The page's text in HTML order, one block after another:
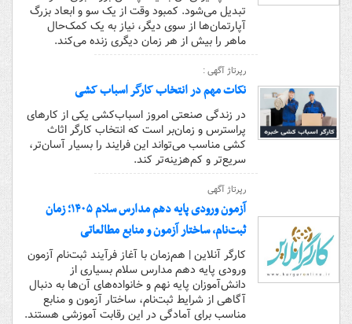
تبدیل می‌شود. کمبود وقت از یک سو و ابعاد بزرگ
آپارتمان‌ها از سوی دیگر، نیاز به یک کمک‌حال
ماهر را بیش از هر زمان دیگری زنده می‌کند.
رپرتاژ آگهی :
نکات مهم در انتخاب کارگر اسباب کشی
در زندگی صنعتی امروز اسباب‌کشی یکی از کارهای
پراسترس و زمان‌بر است که انتخاب کارگر اثاث
کشی مناسب می‌تواند این فرایند را بسیار آسان‌تر،
سریع‌تر و کم‌هزینه‌تر کند.
رپرتاژ آگهی
آزمون ورودی پایه دهم مدارس سلام ۱۴۰۵؛ زمان
ثبت‌نام، ساختار آزمون و منابع مطالعاتی
کارگر آنلاین | هم‌زمان با آغاز فرآیند ثبت‌نام آزمون
ورودی پایه دهم مدارس سلام بسیاری از
دانش‌آموزان پایه نهم و خانواده‌های آن‌ها به دنبال
آگاهی از شرایط ثبت‌نام، ساختار آزمون و منابع
مناسب برای آمادگی در این رقابت آموزشی هستند.